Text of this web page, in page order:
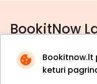
Bookitnow.lt
keturi
BookitNow